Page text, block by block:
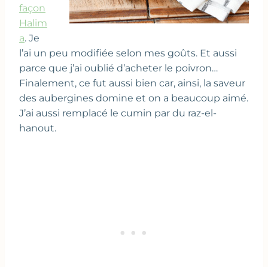
façon
Halim
a. Je
l’ai un peu modifiée selon mes goûts. Et aussi
parce que j’ai oublié d’acheter le poivron…
Finalement, ce fut aussi bien car, ainsi, la saveur
des aubergines domine et on a beaucoup aimé.
J’ai aussi remplacé le cumin par du raz-el-
hanout.